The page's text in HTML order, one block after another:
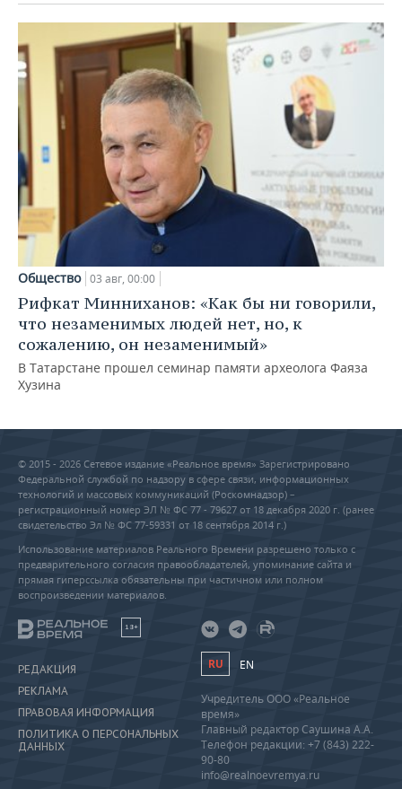
Общество 03 авг, 00:00
Рифкат Минниханов: «Как бы ни говорили,
что незаменимых людей нет, но, к
сожалению, он незаменимый»
В Татарстане прошел семинар памяти археолога Фаяза
Хузина
© 2015 - 2026 Сетевое издание «Реальное время» Зарегистрировано
Федеральной службой по надзору в сфере связи, информационных
технологий и массовых коммуникаций (Роскомнадзор) –
регистрационный номер ЭЛ № ФС 77 - 79627 от 18 декабря 2020 г. (ранее
свидетельство Эл № ФС 77-59331 от 18 сентября 2014 г.)
Использование материалов Реального Времени разрешено только с
предварительного согласия правообладателей, упоминание сайта и
прямая гиперссылка обязательны при частичном или полном
воспроизведении материалов.
18+
РЕДАКЦИЯ
РЕКЛАМА
ПРАВОВАЯ ИНФОРМАЦИЯ
ПОЛИТИКА О ПЕРСОНАЛЬНЫХ
ДАННЫХ
RU EN
Учредитель ООО «Реальное
время»
Главный редактор Саушина А.А.
Телефон редакции: +7 (843) 222-
90-80
info@realnoevremya.ru